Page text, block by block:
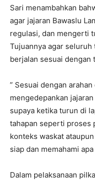
Sari menambahkan
agar jajaran Bawaslu
regulasi, dan mengerti
Tujuannya agar seluruh
berjalan sesuai dengan
” Sesuai dengan
mengedepankan
supaya ketika turun di
tahapan seperti proses
konteks waskat
siap dan memahami
Dalam pelaksanaan